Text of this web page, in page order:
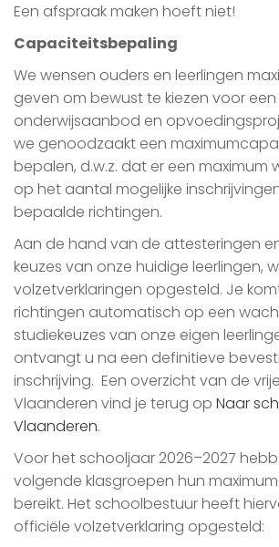
Een afspraak maken hoeft niet!
Capaciteitsbepaling
We wensen ouders en leerlingen
geven om bewust te kiezen voor
onderwijsaanbod en
we genoodzaakt een
bepalen, d.w.z. dat er een maximum
op het aantal mogelijke
bepaalde richtingen.
Aan de hand van de attesteringen
keuzes van onze huidige leerlingen,
volzetverklaringen opgesteld. Je
richtingen automatisch op een
studiekeuzes van onze eigen
ontvangt u na een definitieve
inschrijving. Een overzicht van de
Vlaanderen vind je terug op Naar
Vlaanderen.
Voor het schooljaar 2026–2027
volgende klasgroepen hun
bereikt. Het schoolbestuur heeft
officiële volzetverklaring opgesteld: